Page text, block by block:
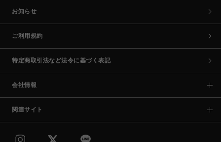
お知らせ
ご利用規約
特定商取引法など法令に基づく表記
会社情報
関連サイト